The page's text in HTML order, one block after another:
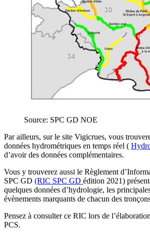
Source: SPC GD NOE
Par ailleurs, sur le site Vigicrues, vous
données hydrométriques en temps réel (
d’avoir des données complémentaires.
Vous y trouverez aussi le Règlement
SPC GD (RIC SPC GD édition 2021)
quelques données d’hydrologie, les
évènements marquants de chacun des
Pensez à consulter ce RIC lors de
PCS.